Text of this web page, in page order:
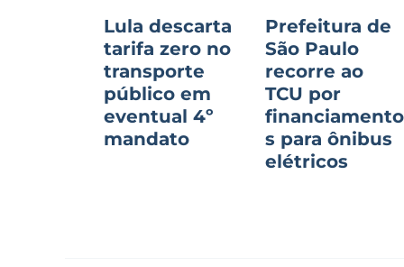
Lula descarta
tarifa zero no
transporte
público em
eventual 4º
mandato
Prefeitura de
São Paulo
recorre ao
TCU por
financiamento
s para ônibus
elétricos